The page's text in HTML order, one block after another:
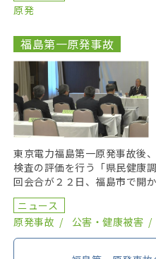
原発
福島第一原発事故
東京電力福島第一原発事故後
検査の評価を行う「県民健康
回会合が２２日、福島市で開
終え、委員が改選されてから
ニュース
原発事故
公害・健康被害